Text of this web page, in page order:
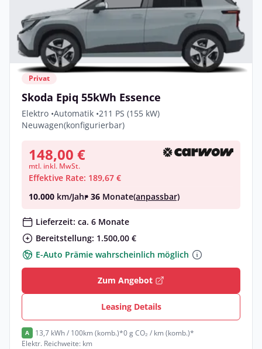
Privat
Skoda Epiq 55kWh Essence
Elektro •Automatik •211 PS (155 kW)
Neuwagen(konfigurierbar)
148,00 €
mtl. inkl. MwSt.
Effektive Rate: 189,67 €
10.000 km/Jahr• 36 Monate(anpassbar)
Lieferzeit: ca. 6 Monate
Bereitstellung: 1.500,00 €
E-Auto Prämie wahrscheinlich möglich
Zum Angebot
Leasing Details
A 13,7 kWh / 100km (komb.)*0 g CO₂ / km (komb.)*
Elektr. Reichweite: km